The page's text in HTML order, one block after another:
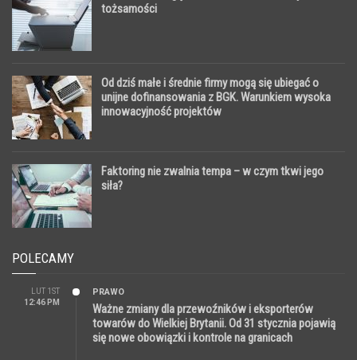
tożsamości
Od dziś małe i średnie firmy mogą się ubiegać o
unijne dofinansowania z BGK. Warunkiem wysoka
innowacyjność projektów
Faktoring nie zwalnia tempa – w czym tkwi jego
siła?
POLECAMY
LUT 1ST
12:46 PM
PRAWO
Ważne zmiany dla przewoźników i eksporterów
towarów do Wielkiej Brytanii. Od 31 stycznia pojawią
się nowe obowiązki i kontrole na granicach